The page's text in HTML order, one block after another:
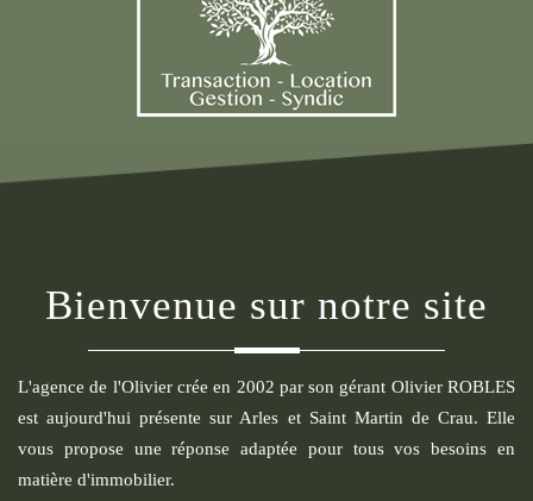
Bienvenue sur notre site
L'agence de l'Olivier crée en 2002 par son gérant Olivier ROBLES
est aujourd'hui présente sur Arles et Saint Martin de Crau. Elle
vous propose une réponse adaptée pour tous vos besoins en
matière d'immobilier.